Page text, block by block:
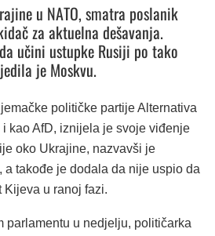
u NATO, smatra poslanik
za aktuelna dešavanja.
učini ustupke Rusiji po tako
je Moskvu.
političke partije Alternativa
kao AfD, iznijela je svoje viđenje
oko Ukrajine, nazvavši je
a takođe je dodala da nije uspio da
u ranoj fazi.
parlamentu u nedjelju, političarka